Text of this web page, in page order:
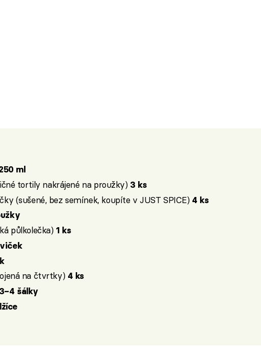
ml
tortily nakrájené na proužky) 3 ks
(sušené, bez semínek, koupíte v JUST SPICE) 4 ks
půlkolečka) 1 ks
na čtvrtky) 4 ks
3–4 šálky